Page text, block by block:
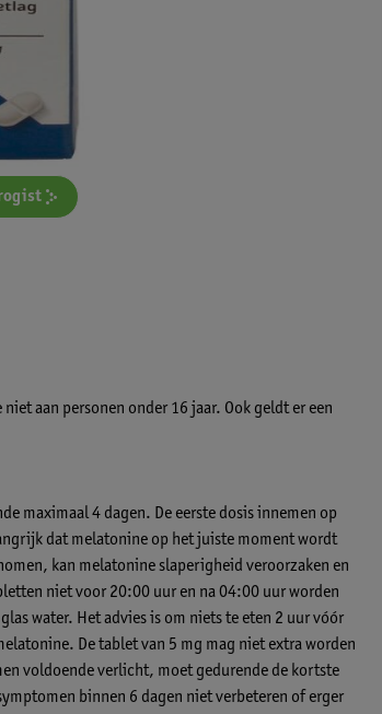
aan personen onder 16 jaar. Ook geldt er een
maximaal 4 dagen. De eerste dosis innemen op
dat melatonine op het juiste moment wordt
kan melatonine slaperigheid veroorzaken en
niet voor 20:00 uur en na 04:00 uur worden
water. Het advies is om niets te eten 2 uur vóór
De tablet van 5 mg mag niet extra worden
voldoende verlicht, moet gedurende de kortste
binnen 6 dagen niet verbeteren of erger